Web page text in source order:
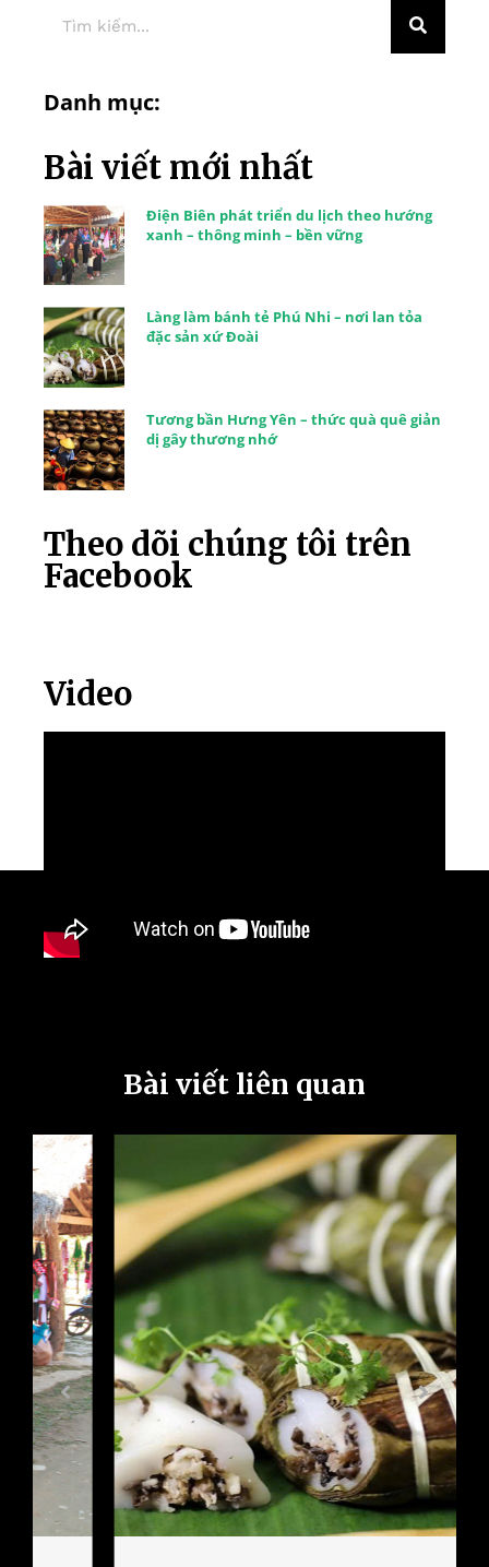
Danh mục:
Bài viết mới nhất
Điện Biên phát triển du lịch theo hướng
xanh – thông minh – bền vững
Làng làm bánh tẻ Phú Nhi – nơi lan tỏa
đặc sản xứ Đoài
Tương bần Hưng Yên – thức quà quê giản
dị gây thương nhớ
Theo dõi chúng tôi trên
Facebook
Video
Bài viết liên quan